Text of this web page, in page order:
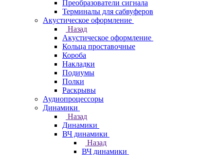
Преобразователи сигнала
Терминалы для сабвуферов
Акустическое оформление
Назад
Акустическое оформление
Кольца проставочные
Короба
Накладки
Подиумы
Полки
Раскрывы
Аудиопроцессоры
Динамики
Назад
Динамики
ВЧ динамики
Назад
ВЧ динамики